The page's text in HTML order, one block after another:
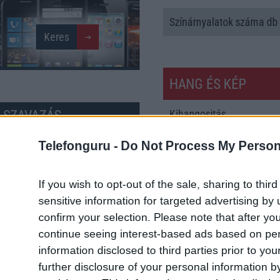
Telefonguru - Do Not Process My
If you wish to opt-out of the sale, sharing to
sensitive information for targeted advertising
confirm your selection. Please note that after
continue seeing interest-based ads based on
information disclosed to third parties prior to
further disclosure of your personal information
SZAVAZÁS
Külső: 7.43
Tudás: 7.18
Értékelés: 7.23 | Szavazatok: 28
Színárnyalatok száma db
HANG ÉS KÉP
Kihangositás
Hangvezérlés
Csengőhang letöltés
Polifonia
Zenelejátszás (Music